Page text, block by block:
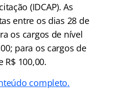
(IDCAP). As
entre os dias 28 de
os cargos de nível
para os cargos de
R$ 100,00.
completo.